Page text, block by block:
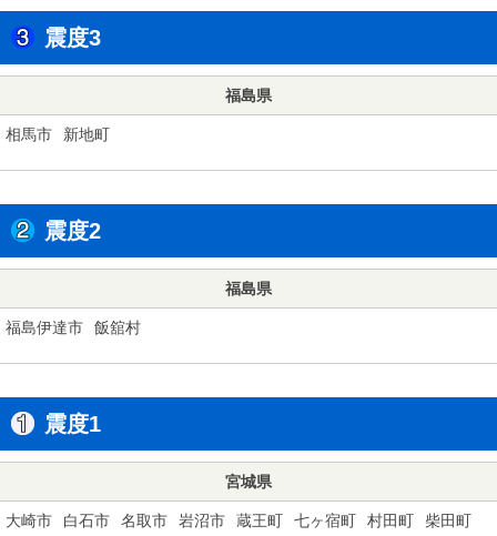
震度3
福島県
相馬市 新地町
震度2
福島県
福島伊達市 飯舘村
震度1
宮城県
大崎市 白石市 名取市 岩沼市 蔵王町 七ヶ宿町 村田町
柴田町